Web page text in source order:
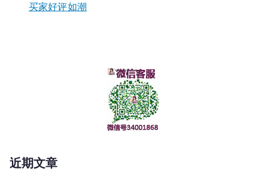
买家好评如潮
近期文章